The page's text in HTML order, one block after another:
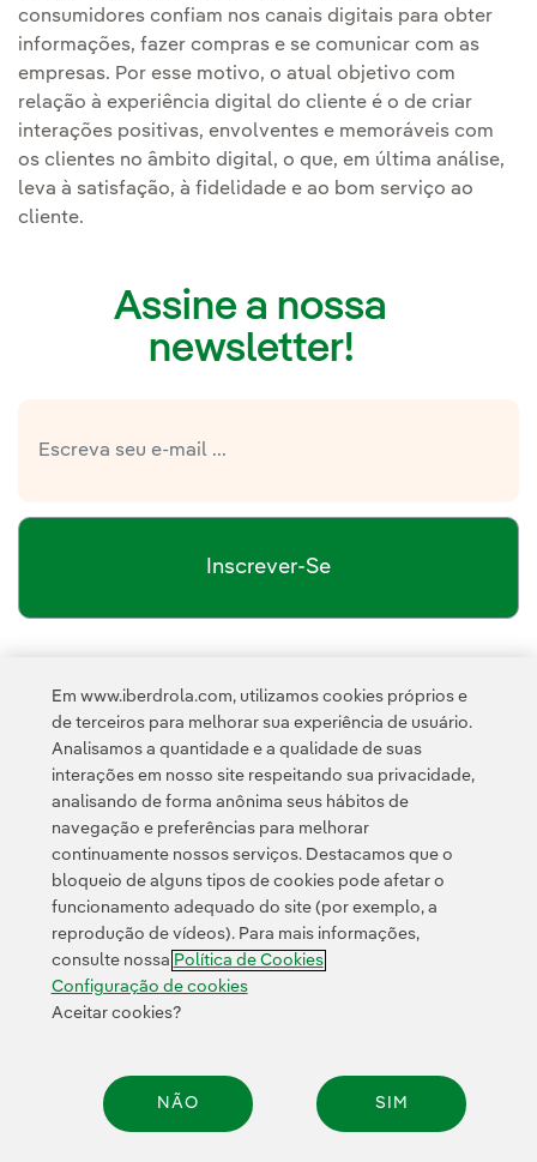
consumidores confiam nos canais digitais para obter
informações, fazer compras e se comunicar com as
empresas. Por esse motivo, o atual objetivo com
relação à experiência digital do cliente é o de criar
interações positivas, envolventes e memoráveis com
os clientes no âmbito digital, o que, em última análise,
leva à satisfação, à fidelidade e ao bom serviço ao
cliente.
Assine a nossa
newsletter!
Inscrever-Se
Esta página é protegida pelo reCAPTCHA e pela Política de
Privacidade
Termos de Serviço do Google
Contato Clientes Política de Privacidade Informação legal
Transparência no uso da IA Política de cookies
Acessibilidade
Em www.iberdrola.com, utilizamos cookies próprios e
de terceiros para melhorar sua experiência de usuário.
Analisamos a quantidade e a qualidade de suas
interações em nosso site respeitando sua privacidade,
analisando de forma anônima seus hábitos de
navegação e preferências para melhorar
continuamente nossos serviços. Destacamos que o
bloqueio de alguns tipos de cookies pode afetar o
funcionamento adequado do site (por exemplo, a
reprodução de vídeos). Para mais informações,
consulte nossa Política de Cookies
Configuração de cookies
Aceitar cookies?
NÃO SIM